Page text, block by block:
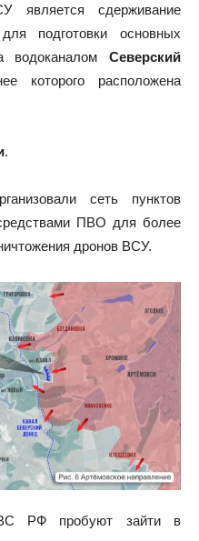
является сдерживание
подготовки основных
водоканалом Северский
которого расположена
.
сеть пунктов
ПВО для более
дронов ВСУ.
РФ пробуют зайти в